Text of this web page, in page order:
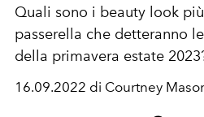
Quali sono i beauty look
passerella che detteranno
della primavera estate
16.09.2022 di Courtney